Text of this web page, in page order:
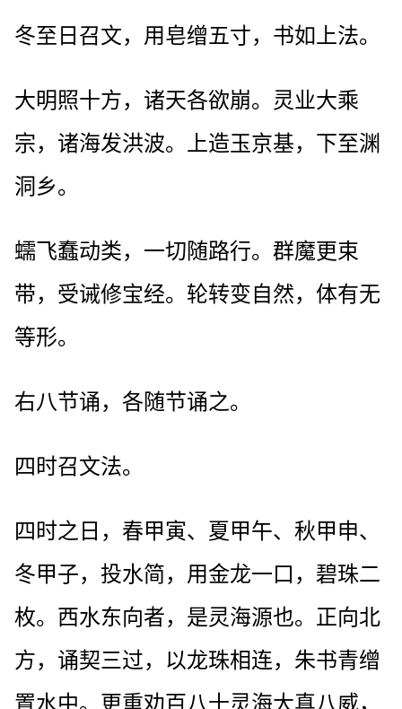
冬至日召文，用皂缯五寸，书如上法。
大明照十方，诸天各欲崩。灵业大乘
宗，诸海发洪波。上造玉京基，下至渊
洞乡。
蠕飞蠢动类，一切随路行。群魔更束
带，受诫修宝经。轮转变自然，体有无
等形。
右八节诵，各随节诵之。
四时召文法。
四时之日，春甲寅、夏甲午、秋甲申、
冬甲子，投水简，用金龙一口，碧珠二
枚。西水东向者，是灵海源也。正向北
方，诵契三过，以龙珠相连，朱书青缯
置水中。更重劝百八十灵海大真八威，